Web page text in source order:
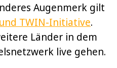
Augenmerk gilt
TWIN-Initiative.
Länder in dem
live gehen.